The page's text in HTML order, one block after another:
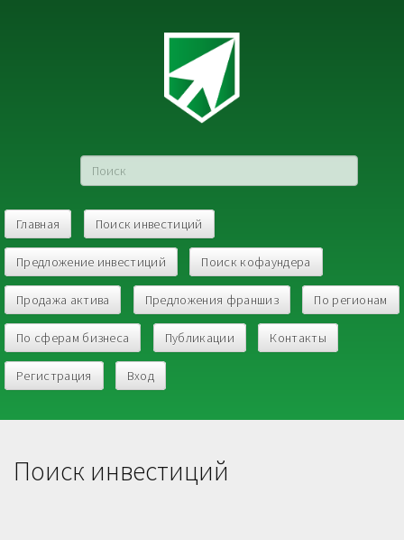
Главная Поиск инвестиций
Предложение инвестиций Поиск кофаундера
Продажа актива Предложения франшиз По регионам
По сферам бизнеса Публикации Контакты
Регистрация Вход
Поиск инвестиций